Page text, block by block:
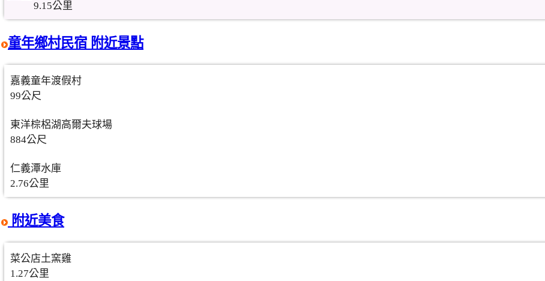
9.15公里
童年鄉村民宿 附近景點
嘉義童年渡假村
99公尺
東洋棕梠湖高爾夫球場
884公尺
仁義潭水庫
2.76公里
附近美食
菜公店土窯雞
1.27公里